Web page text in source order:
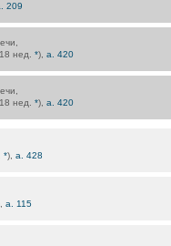
209
нед. *), а. 420
нед. *), а. 420
*), а. 428
а. 115